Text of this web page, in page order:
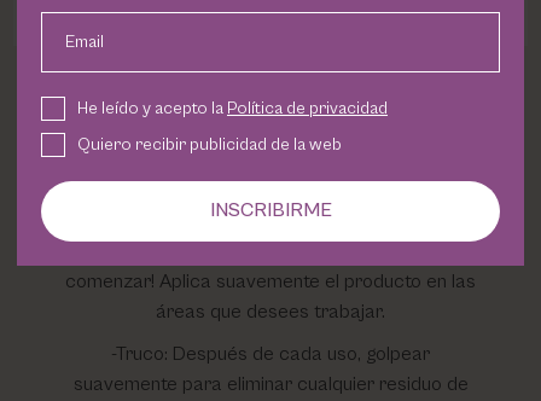
Forma de uso
-Toma un poco de producto con nuestra
comenzar! Aplica suavemente el producto en las
áreas que desees trabajar.
-Truco: Después de cada uso, golpear
suavemente para eliminar cualquier residuo de
Email
He leído y acepto la Política de privacidad
Quiero recibir publicidad de la web
INSCRIBIRME